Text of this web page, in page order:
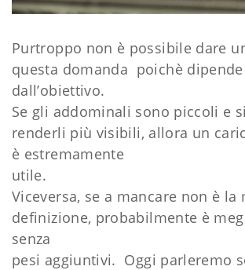
Purtroppo non è possibile dare
questa domanda poichè dipende
dall’obiettivo.
Se gli addominali sono piccoli e
renderli più visibili, allora un
è estremamente
utile.
Viceversa, se a mancare non è la
definizione, probabilmente è
senza
pesi aggiuntivi. Oggi parleremo